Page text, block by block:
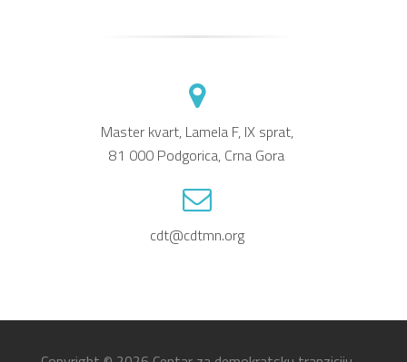
Master kvart, Lamela F, IX sprat,
81 000 Podgorica, Crna Gora
cdt@cdtmn.org